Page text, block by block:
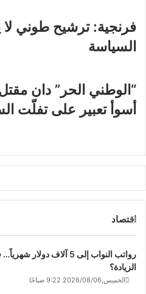
فرنجية: ترشيح طوني لا
السياسة
“الوطني الحر” دان
أسوأ تعبير على تفلّت
اقتصاد
رواتب النواب إلى 5 آلاف
الزيادة؟
الخميس,2026/08/06 9:22 صباحًا